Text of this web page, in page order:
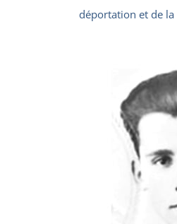
déportation et de la